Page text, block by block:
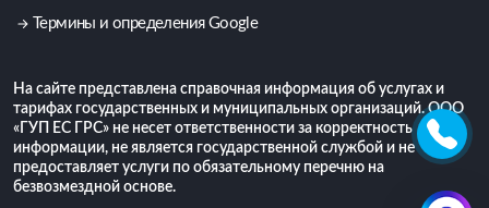
Термины и определения Google
На сайте представлена справочная информация об услугах и
тарифах государственных и муниципальных организаций. ООО
«ГУП ЕС ГРС» не несет ответственности за корректность
информации, не является государственной службой и не
предоставляет услуги по обязательному перечню на
безвозмездной основе.